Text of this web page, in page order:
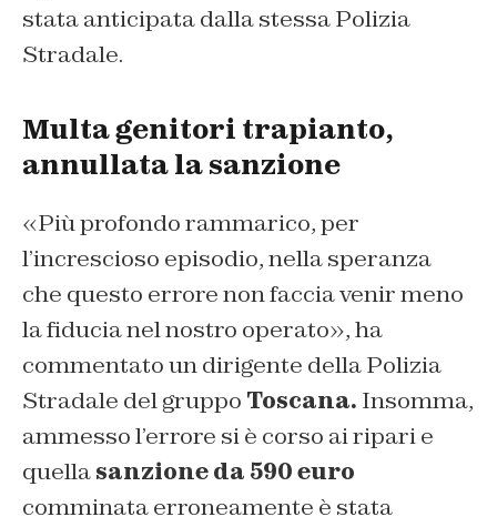
stata anticipata dalla stessa Polizia
Stradale.
Multa genitori trapianto,
annullata la sanzione
«Più profondo rammarico, per
l’increscioso episodio, nella speranza
che questo errore non faccia venir meno
la fiducia nel nostro operato», ha
commentato un dirigente della Polizia
Stradale del gruppo Toscana. Insomma,
ammesso l’errore si è corso ai ripari e
quellasanzione da 590 euro
comminata erroneamente è stata